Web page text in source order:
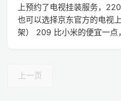
上预约了电视挂装服务，
也可以选择京东官方的电视
架） 209 比小米的便宜一点
上一页